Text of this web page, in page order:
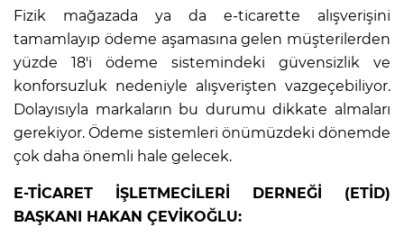
Fizik mağazada ya da e-ticarette alışverişini
tamamlayıp ödeme aşamasına gelen müşterilerden
yüzde 18'i ödeme sistemindeki güvensizlik ve
konforsuzluk nedeniyle alışverişten vazgeçebiliyor.
Dolayısıyla markaların bu durumu dikkate almaları
gerekiyor. Ödeme sistemleri önümüzdeki dönemde
çok daha önemli hale gelecek.
E-TİCARET İŞLETMECİLERİ DERNEĞİ (ETİD)
BAŞKANI HAKAN ÇEVİKOĞLU: